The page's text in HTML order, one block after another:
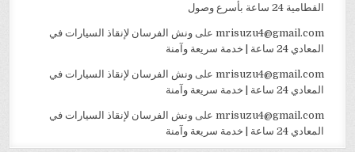
القطامية 24 ساعة بأسرع وصول
mrisuzu4@gmail.comعلى ونش الفرسان لإنقاذ السيارات في
المعادي 24 ساعة | خدمة سريعة وآمنة
mrisuzu4@gmail.comعلى ونش الفرسان لإنقاذ السيارات في
المعادي 24 ساعة | خدمة سريعة وآمنة
mrisuzu4@gmail.comعلى ونش الفرسان لإنقاذ السيارات في
المعادي 24 ساعة | خدمة سريعة وآمنة